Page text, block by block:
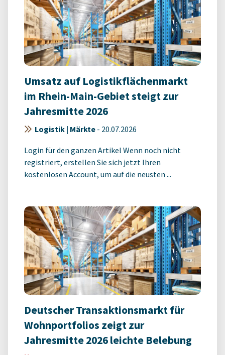
Umsatz auf Logistikflächenmarkt
im Rhein-Main-Gebiet steigt zur
Jahresmitte 2026
Logistik | Märkte - 20.07.2026
Login für den ganzen Artikel Wenn noch nicht
registriert, erstellen Sie sich jetzt Ihren
kostenlosen Account, um auf die neusten ...
Deutscher Transaktionsmarkt für
Wohnportfolios zeigt zur
Jahresmitte 2026 leichte Belebung